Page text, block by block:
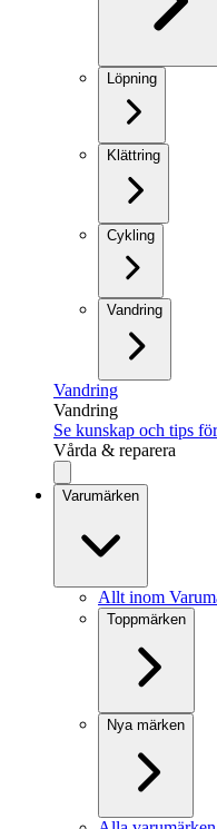
Löpning
Klättring
Cykling
Vandring
Vandring
Vandring
Se kunskap och tips
Vårda & reparera
Varumärken
Allt inom
Toppmärken
Nya märken